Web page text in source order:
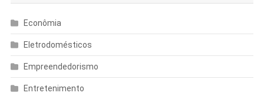
Econômia
Eletrodomésticos
Empreendedorismo
Entretenimento